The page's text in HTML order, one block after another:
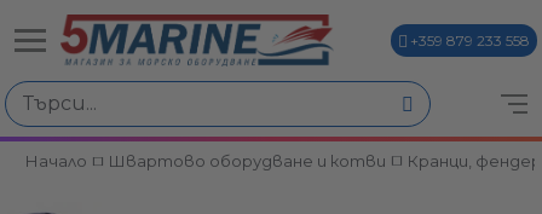
+359 879 233 558
Начало Швартово оборудване и котви Кранци,